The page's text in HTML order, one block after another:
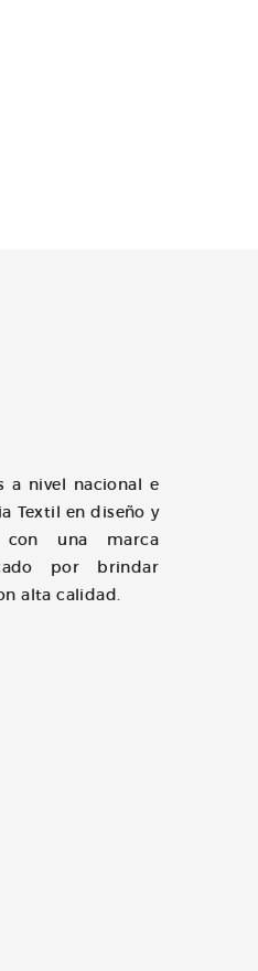
a nivel nacional e
Textil en diseño y
una marca
por brindar
alta calidad.